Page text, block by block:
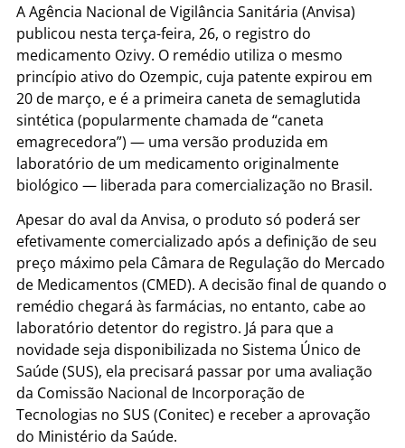
A Agência Nacional de Vigilância Sanitária (Anvisa)
publicou nesta terça-feira, 26, o registro do
medicamento Ozivy. O remédio utiliza o mesmo
princípio ativo do Ozempic, cuja patente expirou em
20 de março, e é a primeira caneta de semaglutida
sintética (popularmente chamada de “caneta
emagrecedora”) — uma versão produzida em
laboratório de um medicamento originalmente
biológico — liberada para comercialização no Brasil.
Apesar do aval da Anvisa, o produto só poderá ser
efetivamente comercializado após a definição de seu
preço máximo pela Câmara de Regulação do Mercado
de Medicamentos (CMED). A decisão final de quando o
remédio chegará às farmácias, no entanto, cabe ao
laboratório detentor do registro. Já para que a
novidade seja disponibilizada no Sistema Único de
Saúde (SUS), ela precisará passar por uma avaliação
da Comissão Nacional de Incorporação de
Tecnologias no SUS (Conitec) e receber a aprovação
do Ministério da Saúde.